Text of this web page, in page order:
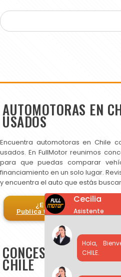
AUTOMOTORAS EN
USADOS
Encuentra automotoras en Chile
usados. En FullMotor reunimos
para que puedas comparar
financiamiento en un solo lugar.
y encuentra el auto que estás
¿Eres automotora?
Publica tus autos en FullMotor
CONCESIONARIOS DE
CHILE
Cecilia
Asistente
Hola,
CHILE.